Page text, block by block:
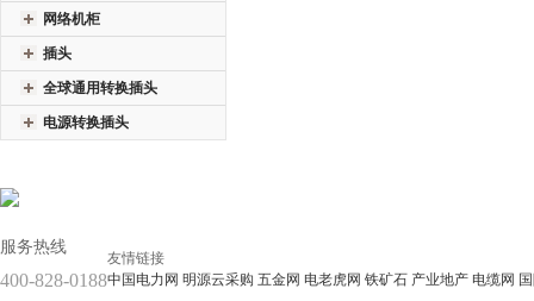
网络机柜
插头
全球通用转换插头
电源转换插头
服务热线
400-828-0188
友情链接
中国电力网 明源云采购 五金网 电老虎网 铁矿石 产业地产 电缆网